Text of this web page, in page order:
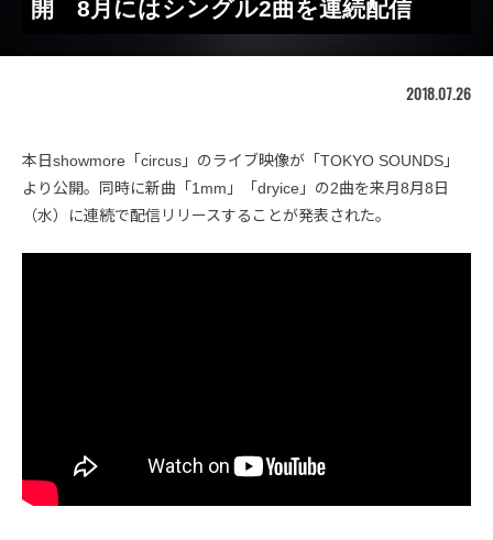
開 8月にはシングル2曲を連続配信
2018.07.26
本日showmore「circus」のライブ映像が「TOKYO SOUNDS」
より公開。同時に新曲「1mm」「dryice」の2曲を来月8月8日
（水）に連続で配信リリースすることが発表された。